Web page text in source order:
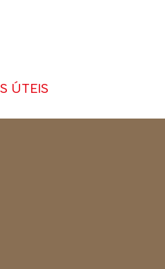
ÚTEIS